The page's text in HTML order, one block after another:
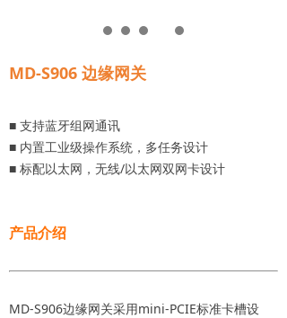
产品使用指南
MD-S906 边缘网关
■ 支持蓝牙组网通讯
■ 内置工业级操作系统，多任务设计
■ 标配以太网，无线/以太网双网卡设计
产品介绍
MD-S906边缘网关采用mini-PCIE标准卡槽设